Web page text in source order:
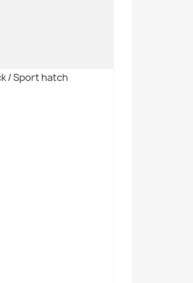
/ Sport hatch